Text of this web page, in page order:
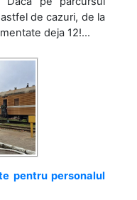
de cazuri, de la
deja 12!...
pentru personalul